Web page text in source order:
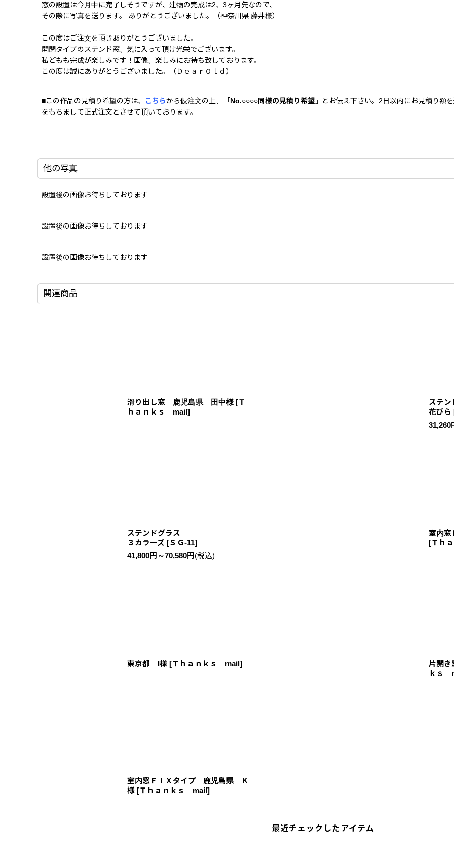
窓の設置は今月中に完了しそうですが、建物の完成は2、3ヶ月先なので、
その際に写真を送ります。 ありがとうございました。（神奈川県 藤井様）
この度はご注文を頂きありがとうございました。
開閉タイプのステンド窓、気に入って頂け光栄でございます。
私どもも完成が楽しみです！画像、楽しみにお待ち致しております。
この度は誠にありがとうございました。（ＤｅａｒＯｌｄ）
■この作品の見積り希望の方は、 こちらから仮注文の上、 「No.○○○○同様の見積り希望」 とお伝え下さい。2日以内にお見積り額
をもちまして正式注文とさせて頂いております。
他の写真
設置後の画像お待ちしております
設置後の画像お待ちしております
設置後の画像お待ちしております
関連商品
滑り出し窓 鹿児島県 田中様 [Ｔ
ｈａｎｋｓ mail ]
ステン
花びら
31,260
ステンドグラス
３カラーズ [ＳＧ-11]
41,800円 ～70,580円 (税込)
室内
[Ｔｈ
東京都 I様 [Ｔｈａｎｋｓ mail ]
片開
ｋｓ
室内窓ＦＩＸタイプ 鹿児島県 Ｋ
様 [Ｔｈａｎｋｓ mail ]
最近チェックしたアイテム